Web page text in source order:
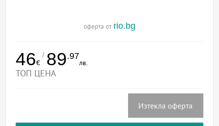
оферта от rio.bg
46€
/ 89.97
лв.
ТОП ЦЕНА
Изтекла оферта